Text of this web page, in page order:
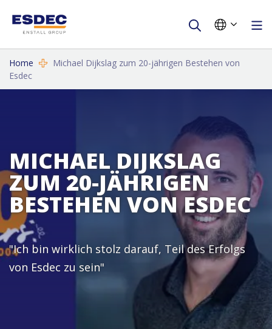
Home
Michael Dijkslag zum 20-jährigen Bestehen von
Esdec
MICHAEL DIJKSLAG
ZUM 20-JÄHRIGEN
BESTEHEN VON ESDEC
"Ich bin wirklich stolz darauf, Teil des Erfolgs
von Esdec zu sein"